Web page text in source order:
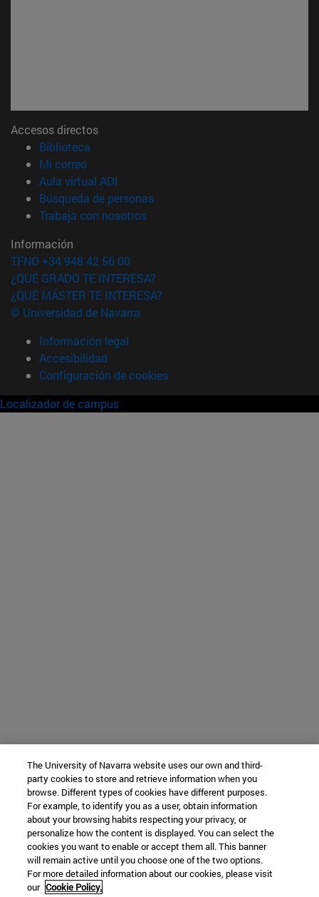
Accesos directos
Biblioteca
Mi correo(abre en nueva ventana)
Aula virtual ADI
Búsqueda de personas(abre en nueva ventana)
Trabaja con nosotros(abre en nueva ventana)
Información
TFNO +34 948 42 56 00
¿QUÉ GRADO TE INTERESA?
¿QUÉ MÁSTER TE INTERESA?
© Universidad de Navarra
Información legal
Accesibilidad
Configuración de cookies
Localizador de campus
The University of Navarra website uses our own and third-
party cookies to store and retrieve information when you
browse. Different types of cookies have different purposes.
For example, to identify you as a user, obtain information
about your browsing habits respecting your privacy, or
personalize how the content is displayed. You can select the
cookies you want to enable or accept them all. This banner
will remain active until you choose one of the two options.
For more detailed information about our cookies, please visit
our Cookie Policy.